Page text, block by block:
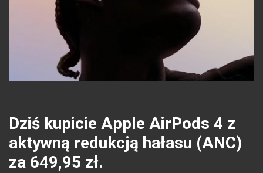
Dziś kupicie Apple AirPods 4 z
aktywną redukcją hałasu (ANC)
za 649,95 zł.